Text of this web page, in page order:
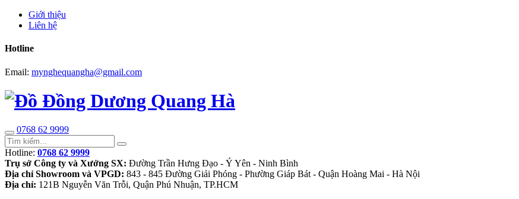
Giới thiệu
Liên hệ
Hotline
Email: mynghequangha@gmail.com
0768 62 9999
Hotline: 0768 62 9999
Trụ sở Công ty và Xưởng SX: Đường Trần Hưng Đạo - Ý Yên - Ninh Bình
Địa chỉ Showroom và VPGD: 843 - 845 Đường Giải Phóng - Phường Giáp Bát - Quận Hoàng Mai - Hà Nội
Địa chỉ: 121B Nguyễn Văn Trỗi, Quận Phú Nhuận, TP.HCM